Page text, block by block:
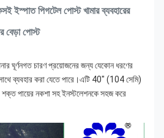
ইস্পাত পিগটেল পোস্ট খামার ব্যবহারের
বেড়া পোস্ট
ঘূর্ণনগত চারণ প্রয়োজনের জন্য যেকোন ধরণের
ব্যবহার করা যেতে পারে।এটি 40" (104 সেমি)
শক্ত পায়ের নকশা সহ ইনস্টলেশনকে সহজ করে